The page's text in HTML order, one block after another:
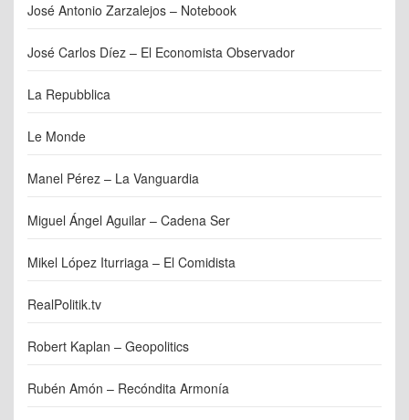
José Antonio Zarzalejos – Notebook
José Carlos Díez – El Economista Observador
La Repubblica
Le Monde
Manel Pérez – La Vanguardia
Miguel Ángel Aguilar – Cadena Ser
Mikel López Iturriaga – El Comidista
RealPolitik.tv
Robert Kaplan – Geopolitics
Rubén Amón – Recóndita Armonía